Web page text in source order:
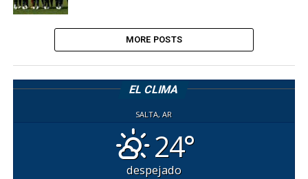
MORE POSTS
EL CLIMA
SALTA, AR
24°
despejado